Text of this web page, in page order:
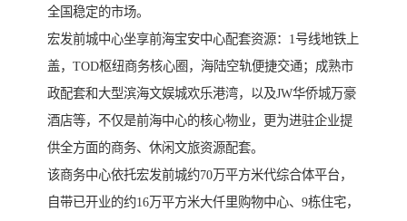
全国稳定的市场。
宏发前城中心坐享前海宝安中心配套资源：1号线地铁上
盖，TOD枢纽商务核心圈，海陆空轨便捷交通；成熟市
政配套和大型滨海文娱城欢乐港湾，以及JW华侨城万豪
酒店等，不仅是前海中心的核心物业，更为进驻企业提
供全方面的商务、休闲文旅资源配套。
该商务中心依托宏发前城约70万平方米代综合体平台，
自带已开业的约16万平方米大仟里购物中心、9栋住宅，